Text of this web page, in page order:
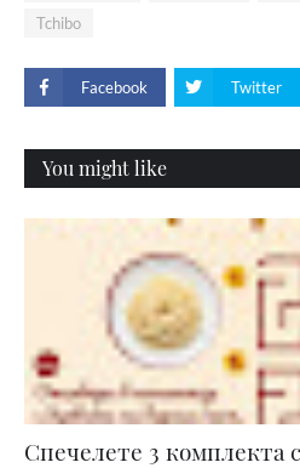
Tchibo
Facebook Twitter
You might like
Спечелете 3 комплекта